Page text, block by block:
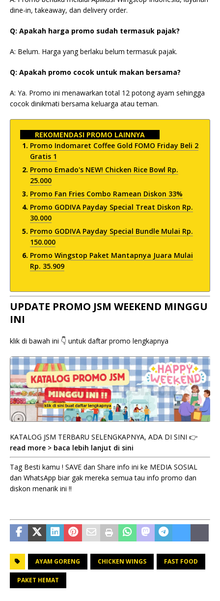
dine-in, takeaway, dan delivery order.
Q: Apakah harga promo sudah termasuk pajak?
A: Belum. Harga yang berlaku belum termasuk pajak.
Q: Apakah promo cocok untuk makan bersama?
A: Ya. Promo ini menawarkan total 12 potong ayam sehingga
cocok dinikmati bersama keluarga atau teman.
REKOMENDASI PROMO LAINNYA
Promo Indomaret Coffee Gold FOMO Friday Beli 2
Gratis 1
Promo Emado's NEW! Chicken Rice Bowl Rp.
25.000
Promo Fan Fries Combo Ramean Diskon 33%
Promo GODIVA Payday Special Treat Diskon Rp.
30.000
Promo GODIVA Payday Special Bundle Mulai Rp.
150.000
Promo Wingstop Paket Mantapnya Juara Mulai
Rp. 35.909
UPDATE PROMO JSM WEEKEND MINGGU
INI
klik di bawah ini 👇 untuk daftar promo lengkapnya
KATALOG JSM TERBARU SELENGKAPNYA, ADA DI SINI 👉
read more > baca lebih lanjut di sini
Tag Besti kamu ! SAVE dan Share info ini ke MEDIA SOSIAL
dan WhatsApp biar gak mereka semua tau info promo dan
diskon menarik ini !!
AYAM GORENG CHICKEN WINGS FAST FOOD
PAKET HEMAT